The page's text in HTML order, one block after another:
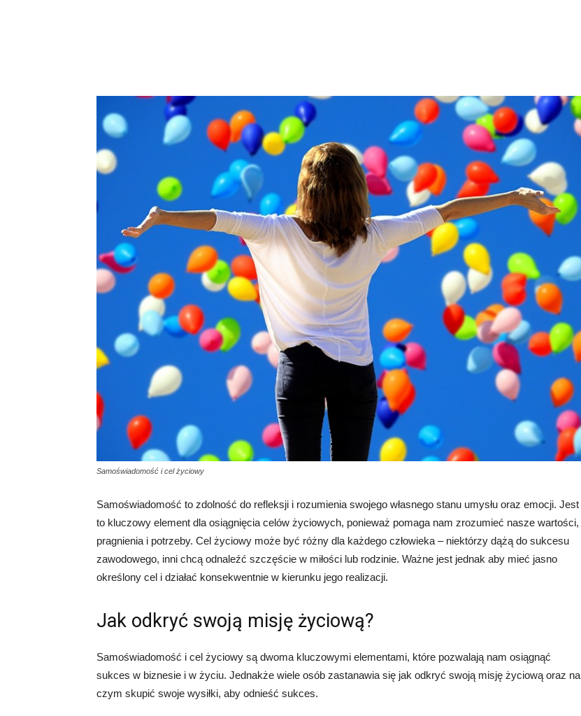
Samoświadomość i cel życiowy
Samoświadomość to zdolność do refleksji i rozumienia swojego własnego stanu umysłu oraz emocji. Jest
to kluczowy element dla osiągnięcia celów życiowych, ponieważ pomaga nam zrozumieć nasze wartości,
pragnienia i potrzeby. Cel życiowy może być różny dla każdego człowieka – niektórzy dążą do sukcesu
zawodowego, inni chcą odnaleźć szczęście w miłości lub rodzinie. Ważne jest jednak aby mieć jasno
określony cel i działać konsekwentnie w kierunku jego realizacji.
Jak odkryć swoją misję życiową?
Samoświadomość i cel życiowy są dwoma kluczowymi elementami, które pozwalają nam osiągnąć
sukces w biznesie i w życiu. Jednakże wiele osób zastanawia się jak odkryć swoją misję życiową oraz na
czym skupić swoje wysiłki, aby odnieść sukces.